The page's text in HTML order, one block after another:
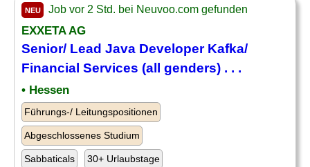
NEU Job vor 2 Std. bei Neuvoo.com gefunden
EXXETA AG
Senior/ Lead Java DeveloperKafka/
Financial Services (all genders) . . .
• Hessen
Führungs-/ Leitungspositionen
Abgeschlossenes Studium
Sabbaticals 30+ Urlaubstage